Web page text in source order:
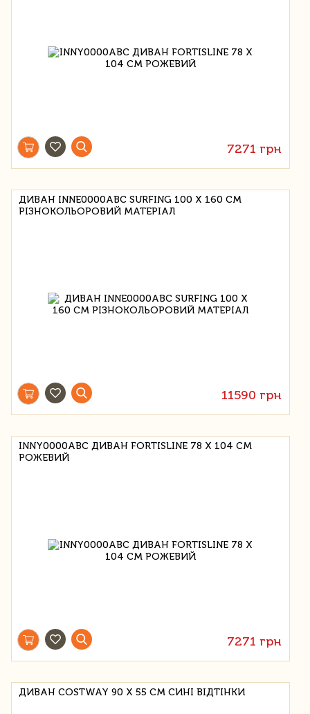
7271 грн
ДИВАН INNE0000ABC SURFING 100 Х 160 СМ
РІЗНОКОЛЬОРОВИЙ МАТЕРІАЛ
11590 грн
INNY0000ABC ДИВАН FORTISLINE 78 X 104 СМ
РОЖЕВИЙ
7271 грн
ДИВАН COSTWAY 90 Х 55 СМ СИНІ ВІДТІНКИ